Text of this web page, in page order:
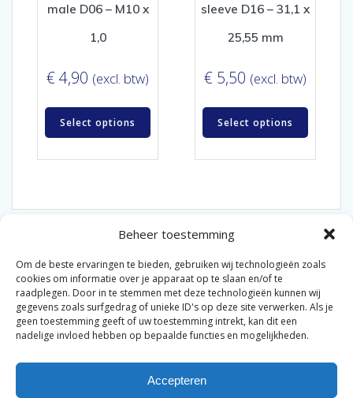
Beheer toestemming
Om de beste ervaringen te bieden, gebruiken wij technologieën zoals
cookies om informatie over je apparaat op te slaan en/of te
raadplegen. Door in te stemmen met deze technologieën kunnen wij
gegevens zoals surfgedrag of unieke ID's op deze site verwerken. Als je
geen toestemming geeft of uw toestemming intrekt, kan dit een
nadelige invloed hebben op bepaalde functies en mogelijkheden.
Accepteren
male D06 – M10 x
1,0
€ 4,90 (excl. btw)
Select options
sleeve D16 – 31,1 x
25,55 mm
€ 5,50 (excl. btw)
Select options
© 2026 Van der Bel Las en Radiateurenbedrijf.
Privacyverklaring|Cookiebeleid|Retourbeleid|
Algemene voorwaarden voor consumenten